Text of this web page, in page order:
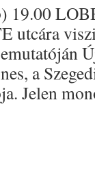
19.00
utcára
a
Jelen